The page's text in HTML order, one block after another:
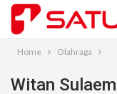
Home Olahraga
Witan